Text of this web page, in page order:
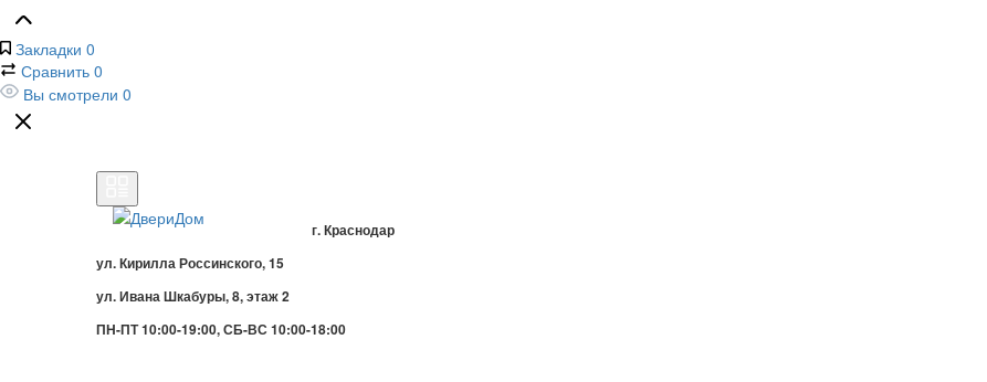
Закладки 0
Сравнить 0
Вы смотрели 0
г. Краснодар
ул. Кирилла Россинского, 15
ул. Ивана Шкабуры, 8, этаж 2
ПН-ПТ 10:00-19:00, СБ-ВС 10:00-18:00